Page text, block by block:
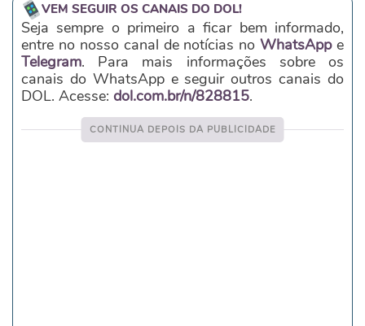
VEM SEGUIR OS CANAIS DO DOL!
Seja sempre o primeiro a ficar bem informado,
entre no nosso canal de notícias noWhatsAppe
Telegram. Para mais informações sobre os
canais do WhatsApp e seguir outros canais do
DOL. Acesse: dol.com.br/n/828815.